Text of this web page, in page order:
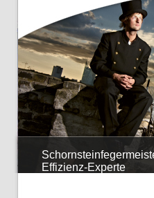
Effizienz-Experte